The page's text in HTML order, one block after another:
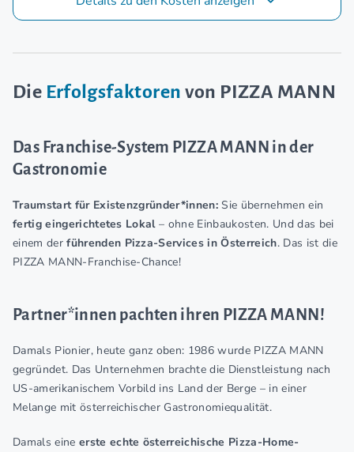
Die Erfolgsfaktoren von PIZZA MANN
Das Franchise-System PIZZA MANN in der
Gastronomie
Traumstart für Existenzgründer*innen: Sie übernehmen ein
fertig eingerichtetes Lokal– ohne Einbaukosten. Und das bei
einem derführenden Pizza-Services in Österreich. Das ist die
PIZZA MANN-Franchise-Chance!
Partner*innen pachten ihren PIZZA MANN!
Damals Pionier, heute ganz oben: 1986 wurde PIZZA MANN
gegründet. Das Unternehmen brachte die Dienstleistung nach
US-amerikanischem Vorbild ins Land der Berge – in einer
Melange mit österreichischer Gastronomiequalität.
Damals eine erste echte österreichische Pizza-Home-